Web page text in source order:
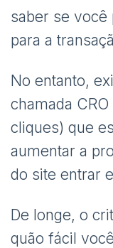
saber se você
para a
No entanto,
chamada
cliques) que
aumentar a
do site entrar
De longe, o
quão fácil